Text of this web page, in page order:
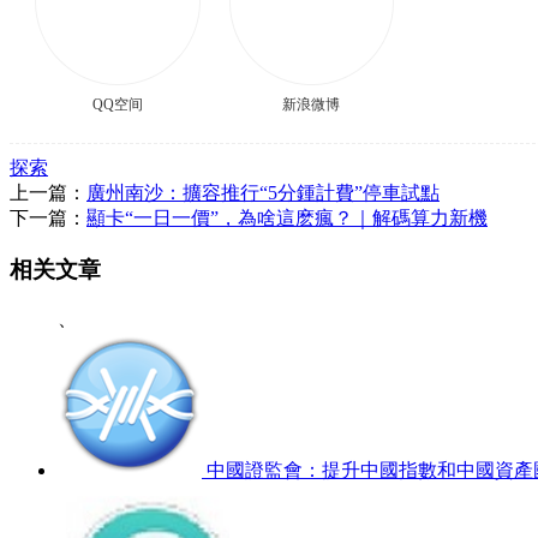
QQ空间 新浪微博
探索
上一篇： 廣州南沙：擴容推行“5分鍾計費”停車試點
下一篇： 顯卡“一日一價”，為啥這麽瘋？｜解碼算力新機
相关文章
中國證監會：提升中國指數和中國資產